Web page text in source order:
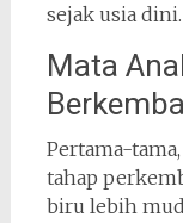
sejak usia dini.
Mata
Pertama-
tahap
biru lebih